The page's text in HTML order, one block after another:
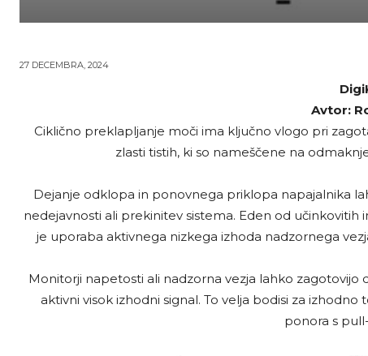
27 DECEMBRA, 2024
Avtor:
Ciklično preklapljanje moči ima ključno vlogo pri
zlasti tistih, ki so nameščene na
Dejanje odklopa in ponovnega priklopa napajalnika
nedejavnosti ali prekinitev sistema. Eden od
je uporaba aktivnega nizkega izhoda nadzornega
Monitorji napetosti ali nadzorna vezja lahko zagotovijo
aktivni visok izhodni signal. To velja bodisi za
ponora s